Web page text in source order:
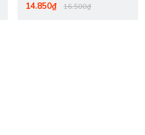
ĐL 70gsm, 120 trang
14.850₫ 16.500₫